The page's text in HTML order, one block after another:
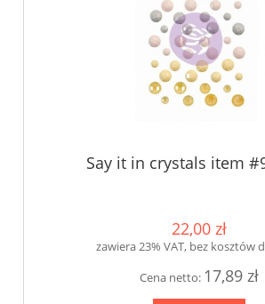
Say it in crystals item
22,00 zł
zawiera 23% VAT, bez kosztów
Cena netto: 17,89 zł